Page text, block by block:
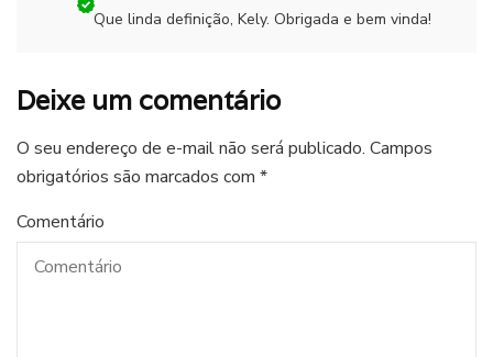
Que linda definição, Kely. Obrigada e bem vinda!
Deixe um comentário
O seu endereço de e-mail não será publicado. Campos
obrigatórios são marcados com *
Comentário